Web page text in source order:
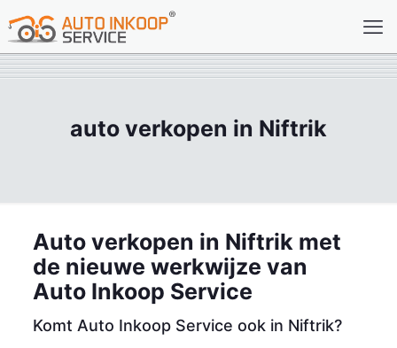
auto verkopen in Niftrik
Auto verkopen in Niftrik met
de nieuwe werkwijze van
Auto Inkoop Service
Komt Auto Inkoop Service ook in Niftrik?